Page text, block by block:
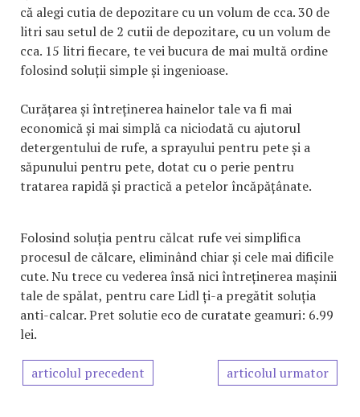
că alegi cutia de depozitare cu un volum de cca. 30 de
litri sau setul de 2 cutii de depozitare, cu un volum de
cca. 15 litri fiecare, te vei bucura de mai multă ordine
folosind soluții simple și ingenioase.
Curățarea și întreținerea hainelor tale va fi mai
economică și mai simplă ca niciodată cu ajutorul
detergentului de rufe, a sprayului pentru pete și a
săpunului pentru pete, dotat cu o perie pentru
tratarea rapidă și practică a petelor încăpățânate.
Folosind soluția pentru călcat rufe vei simplifica
procesul de călcare, eliminând chiar și cele mai dificile
cute. Nu trece cu vederea însă nici întreținerea mașinii
tale de spălat, pentru care Lidl ți-a pregătit soluția
anti-calcar. Pret solutie eco de curatate geamuri: 6.99
lei.
articolul precedent articolul urmator